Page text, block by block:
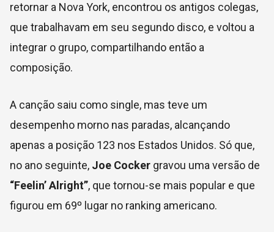
retornar a Nova York, encontrou os antigos colegas,
que trabalhavam em seu segundo disco, e voltou a
integrar o grupo, compartilhando então a
composição.
A canção saiu como single, mas teve um
desempenho morno nas paradas, alcançando
apenas a posição 123 nos Estados Unidos. Só que,
no ano seguinte, Joe Cocker gravou uma versão de
“Feelin’ Alright”, que tornou-se mais popular e que
figurou em 69º lugar no ranking americano.